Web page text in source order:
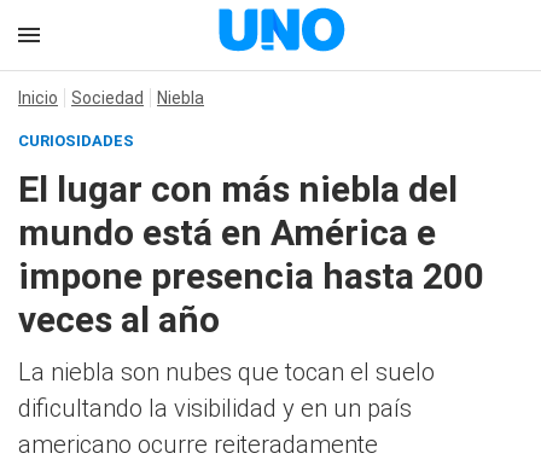
Inicio Sociedad Niebla
CURIOSIDADES
El lugar con más niebla del
mundo está en América e
impone presencia hasta 200
veces al año
La niebla son nubes que tocan el suelo
dificultando la visibilidad y en un país
americano ocurre reiteradamente